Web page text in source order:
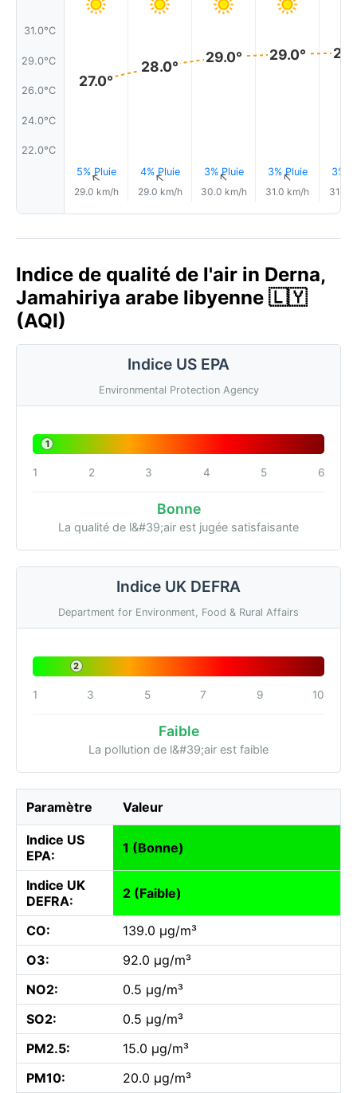
31.0°C
29.0°C
26.0°C
24.0°C
22.0°C
27.0°
5% Pluie
↑
29.0 km/h
28.0°
4% Pluie
↑
29.0 km/h
29.0°
3% Pluie
↑
30.0 km/h
29.0°
3% Pluie
↑
31.0 km/h
3%
31.0
Indice de qualité de l'air in Derna,
Jamahiriya arabe libyenne 🇱🇾
(AQI)
Indice US EPA
Environmental Protection Agency
1
1 2 3 4 5 6
Bonne
La qualité de l&#39;air est jugée satisfaisante
Indice UK DEFRA
Department for Environment, Food & Rural Affairs
2
1 3 5 7 9 10
Faible
La pollution de l&#39;air est faible
Paramètre Valeur
Indice US
EPA:
1 (Bonne)
Indice UK
DEFRA:
2 (Faible)
CO:
139.0 µg/m³
O3:
92.0 µg/m³
NO2:
0.5 µg/m³
SO2:
0.5 µg/m³
PM2.5:
15.0 µg/m³
PM10:
20.0 µg/m³